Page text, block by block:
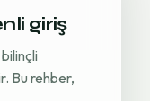
giriş
Bu rehber,